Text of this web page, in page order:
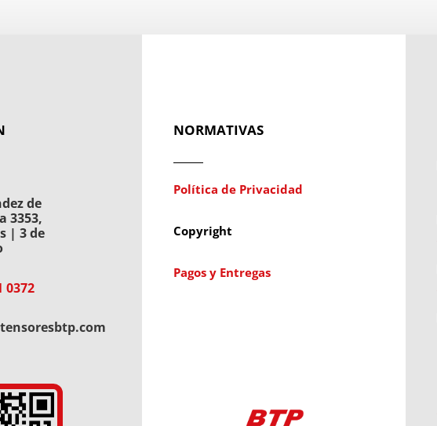
de
3353,
| 3 de
0372
NORMATIVAS
Política de Privacidad
Copyright
Pagos y Entregas